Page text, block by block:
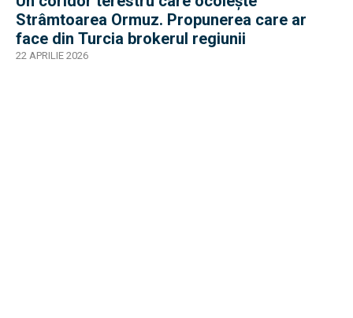
Strâmtoarea Ormuz. Propunerea care ar
face din Turcia brokerul regiunii
22 APRILIE 2026